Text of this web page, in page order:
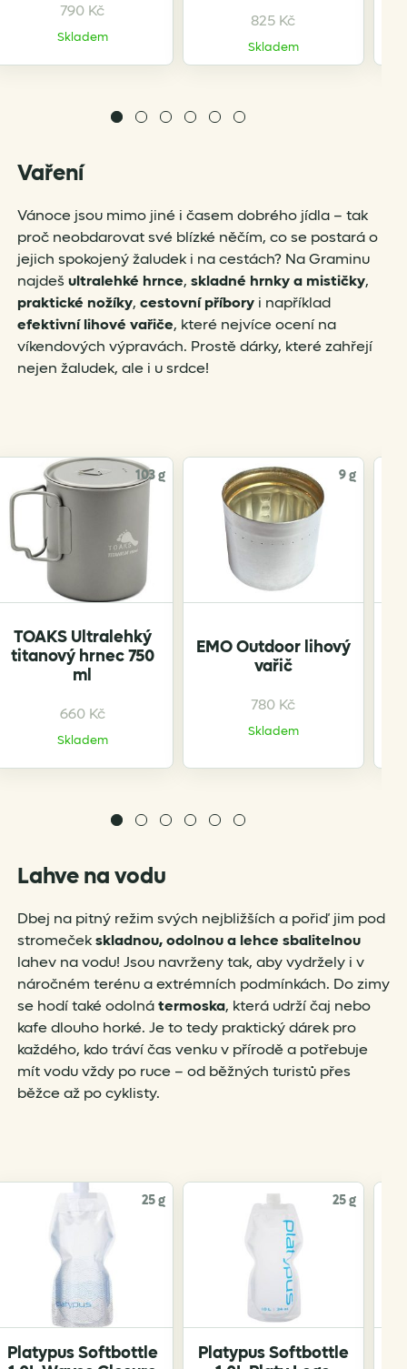
790 Kč
Skladem
825 Kč
Skladem
Vaření
Vánoce jsou mimo jiné i časem dobrého jídla – tak
proč neobdarovat své blízké něčím, co se postará o
jejich spokojený žaludek i na cestách? Na Graminu
najdeš ultralehké hrnce, skladné hrnky a mističky,
praktické nožíky, cestovní příboryi například
efektivní lihové vařiče, které nejvíce ocení na
víkendových výpravách. Prostě dárky, které zahřejí
nejen žaludek, ale i u srdce!
103 g
TOAKS Ultralehký
titanový hrnec 750
ml
660 Kč
Skladem
9 g
EMO Outdoor lihový
vařič
780 Kč
Skladem
Lahve na vodu
Dbej na pitný režim svých nejbližších a pořiď jim pod
stromečekskladnou, odolnou a lehce sbalitelnou
lahev na vodu! Jsou navrženy tak, aby vydržely i v
náročném terénu a extrémních podmínkách. Do zimy
se hodí také odolnátermoska, která udrží čaj nebo
kafe dlouho horké. Je to tedy praktický dárek pro
každého, kdo tráví čas venku v přírodě a potřebuje
mít vodu vždy po ruce – od běžných turistů přes
běžce až po cyklisty.
25 g
Platypus Softbottle
25 g
Platypus Softbottle